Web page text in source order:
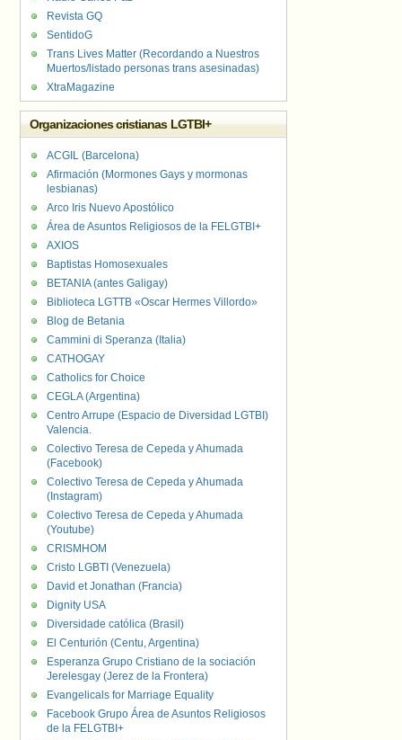
Revista GQ
SentidoG
Trans Lives Matter (Recordando a Nuestros
Muertos/listado personas trans asesinadas)
XtraMagazine
Organizaciones cristianas LGTBI+
ACGIL (Barcelona)
Afirmación (Mormones Gays y mormonas
lesbianas)
Arco Iris Nuevo Apostólico
Área de Asuntos Religiosos de la FELGTBI+
AXIOS
Baptistas Homosexuales
BETANIA (antes Galigay)
Biblioteca LGTTB «Oscar Hermes Villordo»
Blog de Betania
Cammini di Speranza (Italia)
CATHOGAY
Catholics for Choice
CEGLA (Argentina)
Centro Arrupe (Espacio de Diversidad LGTBI)
Valencia.
Colectivo Teresa de Cepeda y Ahumada
(Facebook)
Colectivo Teresa de Cepeda y Ahumada
(Instagram)
Colectivo Teresa de Cepeda y Ahumada
(Youtube)
CRISMHOM
Cristo LGBTI (Venezuela)
David et Jonathan (Francia)
Dignity USA
Diversidade católica (Brasil)
El Centurión (Centu, Argentina)
Esperanza Grupo Cristiano de la sociación
Jerelesgay (Jerez de la Frontera)
Evangelicals for Marriage Equality
Facebook Grupo Área de Asuntos Religiosos
de la FELGTBI+